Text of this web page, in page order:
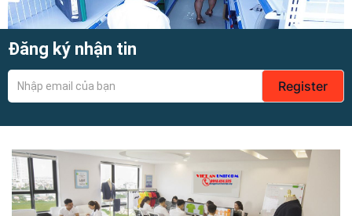
Đăng ký nhận tin
Register